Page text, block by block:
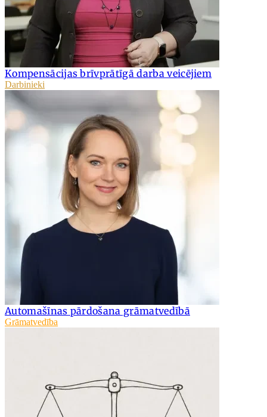
Kompensācijas brīvprātīgā darba veicējiem
Darbinieki
Automašīnas pārdošana grāmatvedībā
Grāmatvedība